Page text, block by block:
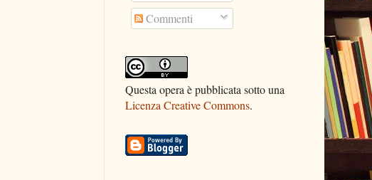
Commenti
Questa opera è pubblicata sotto una
Licenza Creative Commons.